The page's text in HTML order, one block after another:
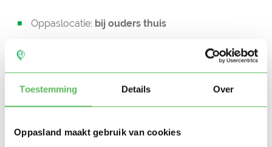
Toestemming Details Over
Oppasland maakt gebruik van cookies
Oppaslocatie: bij ouders thuis
Niet in bezit van een rijbewijs